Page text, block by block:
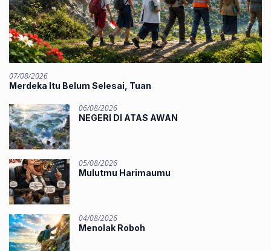
07/08/2026
Merdeka Itu Belum Selesai, Tuan
06/08/2026
NEGERI DI ATAS AWAN
05/08/2026
Mulutmu Harimaumu
04/08/2026
Menolak Roboh